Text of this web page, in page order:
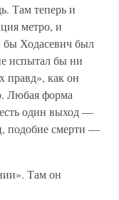
Там теперь и
метро, и
бы Ходасевич был
испытал бы ни
правд», как он
Любая форма
один выход —
подобие смерти —
Там он